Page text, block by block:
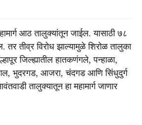
आठ तालुक्यांतून जाईल. यासाठी ७८
तर तीव्र विरोध झाल्यामुळे शिरोळ तालुका
जिल्ह्यातील हातकणंगले, पन्हाळा,
भुदरगड, आजरा, चंदगड आणि सिंधुदुर्ग
तालुक्यातून हा महामार्ग जाणार